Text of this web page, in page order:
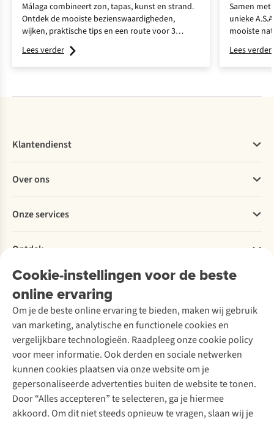
Málaga combineert zon, tapas, kunst en strand.
Ontdek de mooiste bezienswaardigheden,
wijken, praktische tips en een route voor 3
dagen.
Lees verder
Samen
unieke
mooiste
voor een
Lees verder
Cookie-instellingen voor de beste
online ervaring
Om je de beste online ervaring te bieden, maken wij gebruik
van marketing, analytische en functionele cookies en
vergelijkbare technologieën. Raadpleeg onze cookie policy
voor meer informatie. Ook derden en sociale netwerken
kunnen cookies plaatsen via onze website om je
gepersonaliseerde advertenties buiten de website te tonen.
Door “Alles accepteren” te selecteren, ga je hiermee
akkoord. Om dit niet steeds opnieuw te vragen, slaan wij je
Klantendienst
Bestellen
Betalen
Levering
Retourneren
Bestelling herroepen
Garantie
Contact
Over ons
Explore More
Verantwoord ondernemen
Over Ayacucho
Onze winkels
Over A.S.Adventure
Toegankelijkheidsverklaring
Onze services
Ski-onderhoud
Wasservice
Schoenonderhoud
Schoenherstelling
Kledingherstelling
Retouches
Voor bedrijven
Ontdek
A.S.Magazine
Podcast
Explore Academy
Explore Camp
Gear Check
Inspiratie & advies
Meld je aan voor de nieuwsbrief
Follow us